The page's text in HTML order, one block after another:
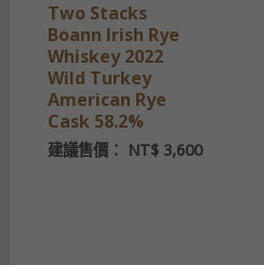
Two Stacks
Boann Irish Rye
Whiskey 2022
Wild Turkey
American Rye
Cask 58.2%
建議售價： NT$3,600